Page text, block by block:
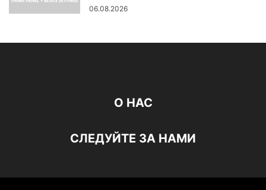
06.08.2026
О НАС
СЛЕДУЙТЕ ЗА НАМИ